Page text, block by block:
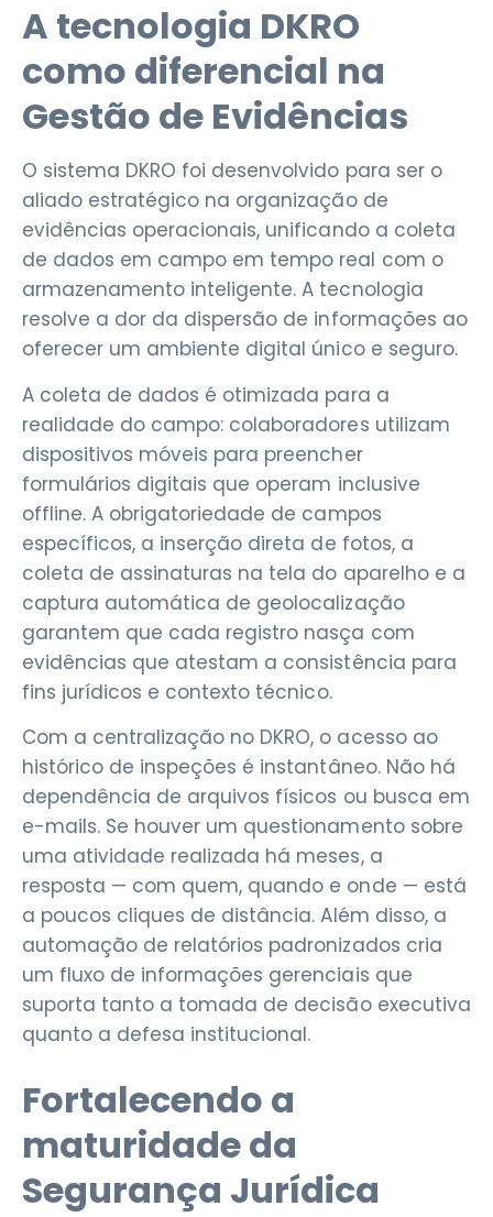
A tecnologia DKRO
como diferencial na
Gestão de Evidências
O sistema DKRO foi desenvolvido para ser o
aliado estratégico na organização de
evidências operacionais, unificando a coleta
de dados em campo em tempo real com o
armazenamento inteligente. A tecnologia
resolve a dor da dispersão de informações ao
oferecer um ambiente digital único e seguro.
A coleta de dados é otimizada para a
realidade do campo: colaboradores utilizam
dispositivos móveis para preencher
formulários digitais que operam inclusive
offline. A obrigatoriedade de campos
específicos, a inserção direta de fotos, a
coleta de assinaturas na tela do aparelho e a
captura automática de geolocalização
garantem que cada registro nasça com
evidências que atestam a consistência para
fins jurídicos e contexto técnico.
Com a centralização no DKRO, o acesso ao
histórico de inspeções é instantâneo. Não há
dependência de arquivos físicos ou busca em
e-mails. Se houver um questionamento sobre
uma atividade realizada há meses, a
resposta — com quem, quando e onde — está
a poucos cliques de distância. Além disso, a
automação de relatórios padronizados cria
um fluxo de informações gerenciais que
suporta tanto a tomada de decisão executiva
quanto a defesa institucional.
Fortalecendo a
maturidade da
Segurança Jurídica